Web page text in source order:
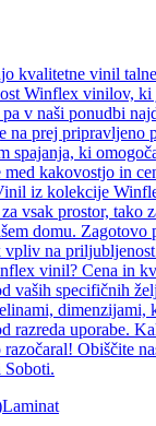
kvalitetne vinil
Winflex vinilov, ki
pa v naši ponudbi
na prej pripravljeno
spajanja, ki
med kakovostjo in
iz kolekcije
vsak prostor, tako
domu. Zagotovo
vpliv na
vinil? Cena in
vaših specifičnih
dimenzijami,
razreda uporabe.
razočaral! Obiščite
Laminat